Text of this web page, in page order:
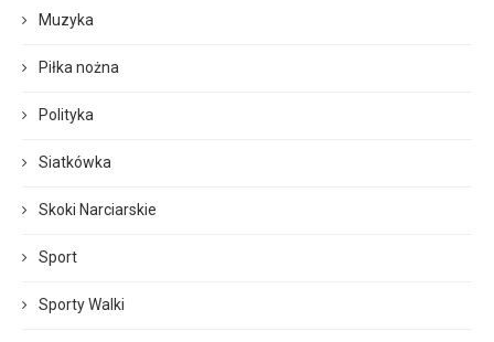
Muzyka
Piłka nożna
Polityka
Siatkówka
Skoki Narciarskie
Sport
Sporty Walki